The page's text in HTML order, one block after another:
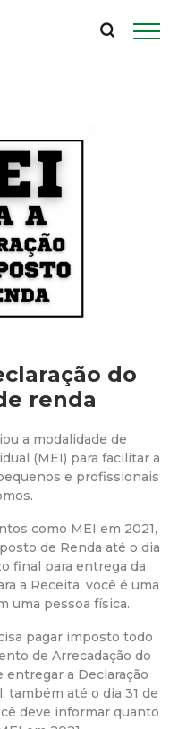
do
renda
a modalidade de
(MEI) para facilitar a
e profissionais
como MEI em 2021,
de Renda até o dia
final para entrega da
a Receita, você é uma
uma pessoa física.
pagar imposto todo
de Arrecadação do
entregar a Declaração
também até o dia 31 de
deve informar quanto